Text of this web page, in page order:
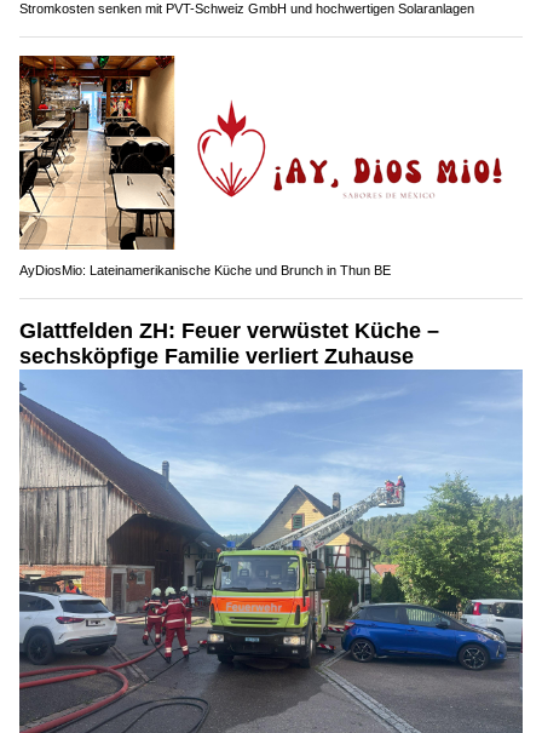
Stromkosten senken mit PVT-Schweiz GmbH und hochwertigen Solaranlagen
AyDiosMio: Lateinamerikanische Küche und Brunch in Thun BE
Glattfelden ZH: Feuer verwüstet Küche –
sechsköpfige Familie verliert Zuhause